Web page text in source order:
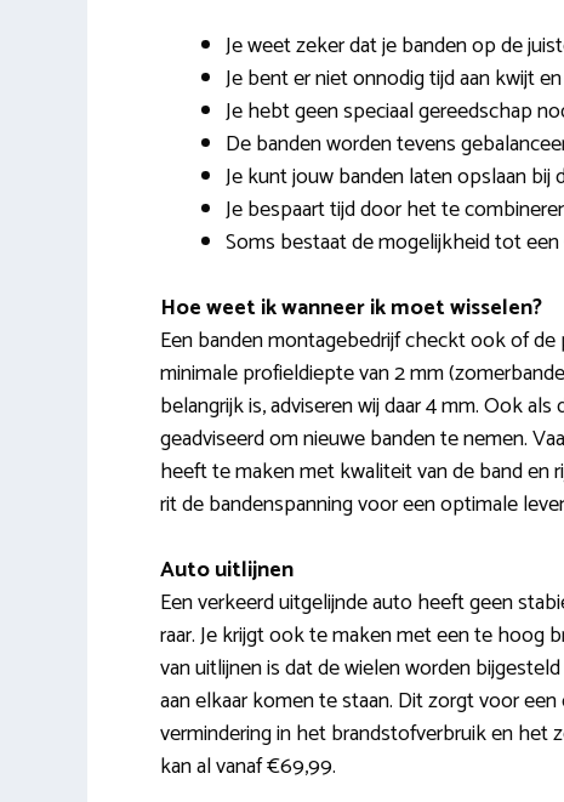
Je weet zeker dat je banden op de
Je bent er niet onnodig tijd aan kwijt
Je hebt geen speciaal gereedschap
De banden worden tevens
Je kunt jouw banden laten opslaan bij
Je bespaart tijd door het te
Soms bestaat de mogelijkheid tot
Hoe weet ik wanneer ik moet wisselen?
Een banden montagebedrijf checkt ook of
minimale profieldiepte van 2 mm
belangrijk is, adviseren wij daar 4 mm. Ook
geadviseerd om nieuwe banden te nemen.
heeft te maken met kwaliteit van de band en
rit de bandenspanning voor een optimale
Auto uitlijnen
Een verkeerd uitgelijnde auto heeft geen
raar. Je krijgt ook te maken met een te hoog
van uitlijnen is dat de wielen worden
aan elkaar komen te staan. Dit zorgt voor
vermindering in het brandstofverbruik en het
kan al vanaf €69,99.